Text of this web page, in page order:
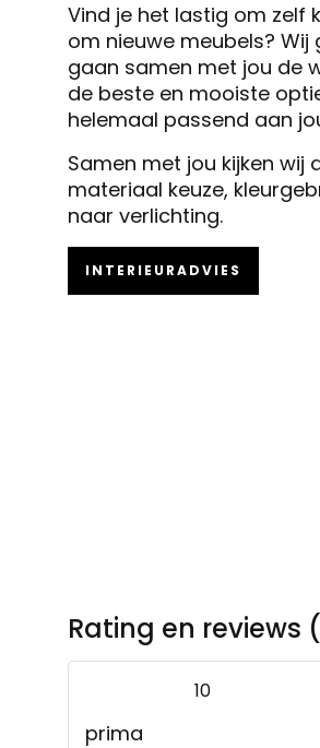
Vind je het lastig om zelf
om nieuwe meubels?
gaan samen met jou de
de beste en mooiste
helemaal passend aan
Samen met jou kijken wij
materiaal keuze,
naar verlichting.
INTERIEURADVIES
Rating en reviews
10
prima